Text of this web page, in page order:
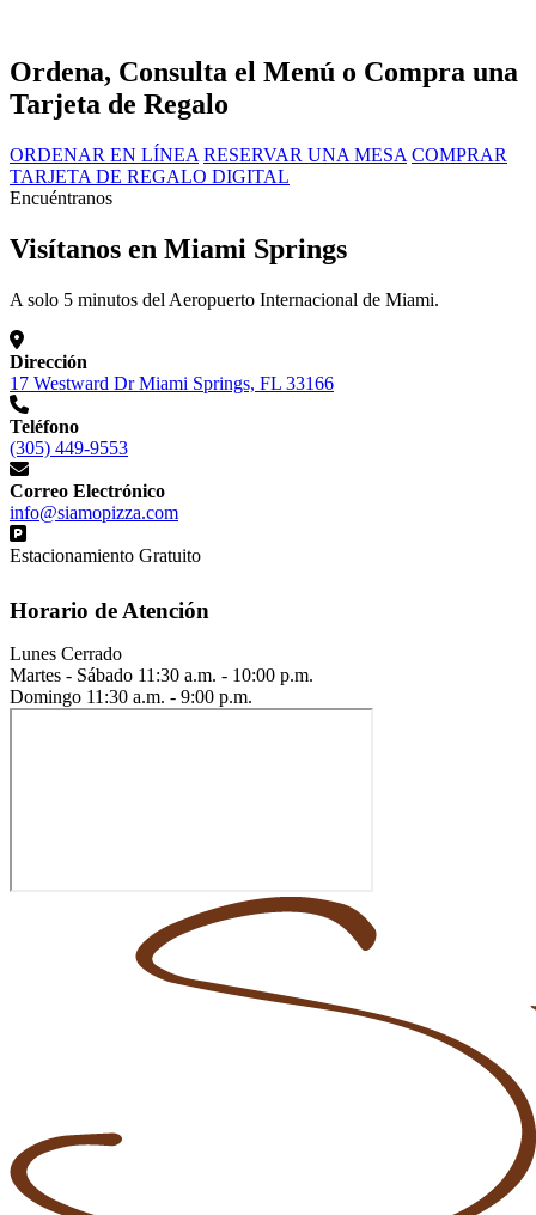
Ordena, Consulta el Menú o Compra una
Tarjeta de Regalo
ORDENAR EN LÍNEA RESERVAR UNA MESA COMPRAR
TARJETA DE REGALO DIGITAL
Encuéntranos
Visítanos en Miami Springs
A solo 5 minutos del Aeropuerto Internacional de Miami.
Dirección
17 Westward Dr Miami Springs, FL 33166
Teléfono
(305) 449-9553
Correo Electrónico
info@siamopizza.com
Estacionamiento Gratuito
Horario de Atención
Lunes Cerrado
Martes - Sábado 11:30 a.m. - 10:00 p.m.
Domingo 11:30 a.m. - 9:00 p.m.